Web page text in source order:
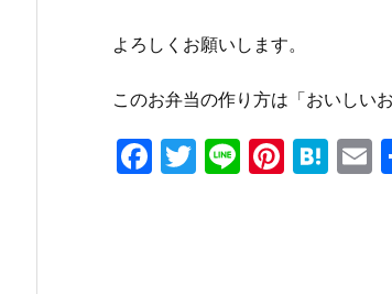
よろしくお願いします。
このお弁当の作り方は「おいしい
F
T
Li Pi H
E